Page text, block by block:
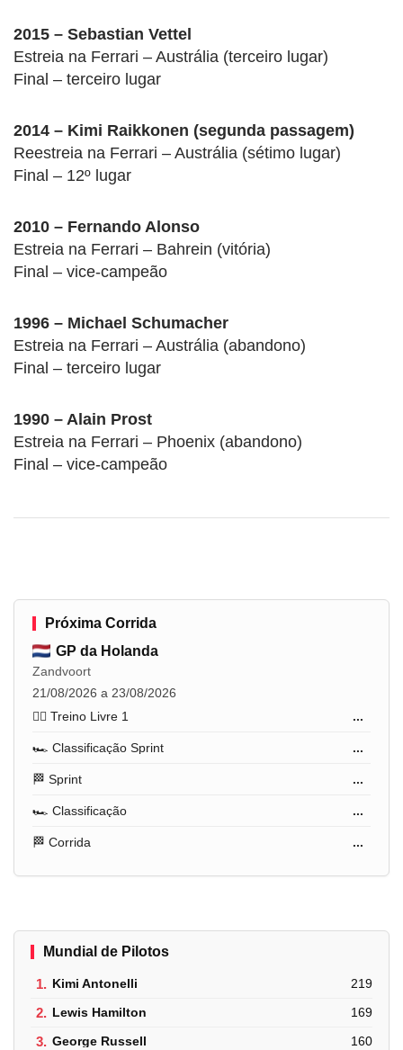
2015 – Sebastian Vettel
Estreia na Ferrari – Austrália (terceiro lugar)
Final – terceiro lugar
2014 – Kimi Raikkonen (segunda passagem)
Reestreia na Ferrari – Austrália (sétimo lugar)
Final – 12º lugar
2010 – Fernando Alonso
Estreia na Ferrari – Bahrein (vitória)
Final – vice-campeão
1996 – Michael Schumacher
Estreia na Ferrari – Austrália (abandono)
Final – terceiro lugar
1990 – Alain Prost
Estreia na Ferrari – Phoenix (abandono)
Final – vice-campeão
Próxima Corrida
GP da Holanda
Zandvoort
21/08/2026 a 23/08/2026
🏋️‍♂️ Treino Livre 1
...
🏎️ Classificação Sprint ...
🏁 Sprint ...
🏎️ Classificação ...
🏁 Corrida ...
Mundial de Pilotos
1. Kimi Antonelli 219
2. Lewis Hamilton 169
3. George Russell 160